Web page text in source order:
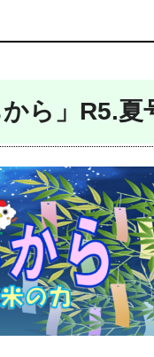
ら」R5.夏